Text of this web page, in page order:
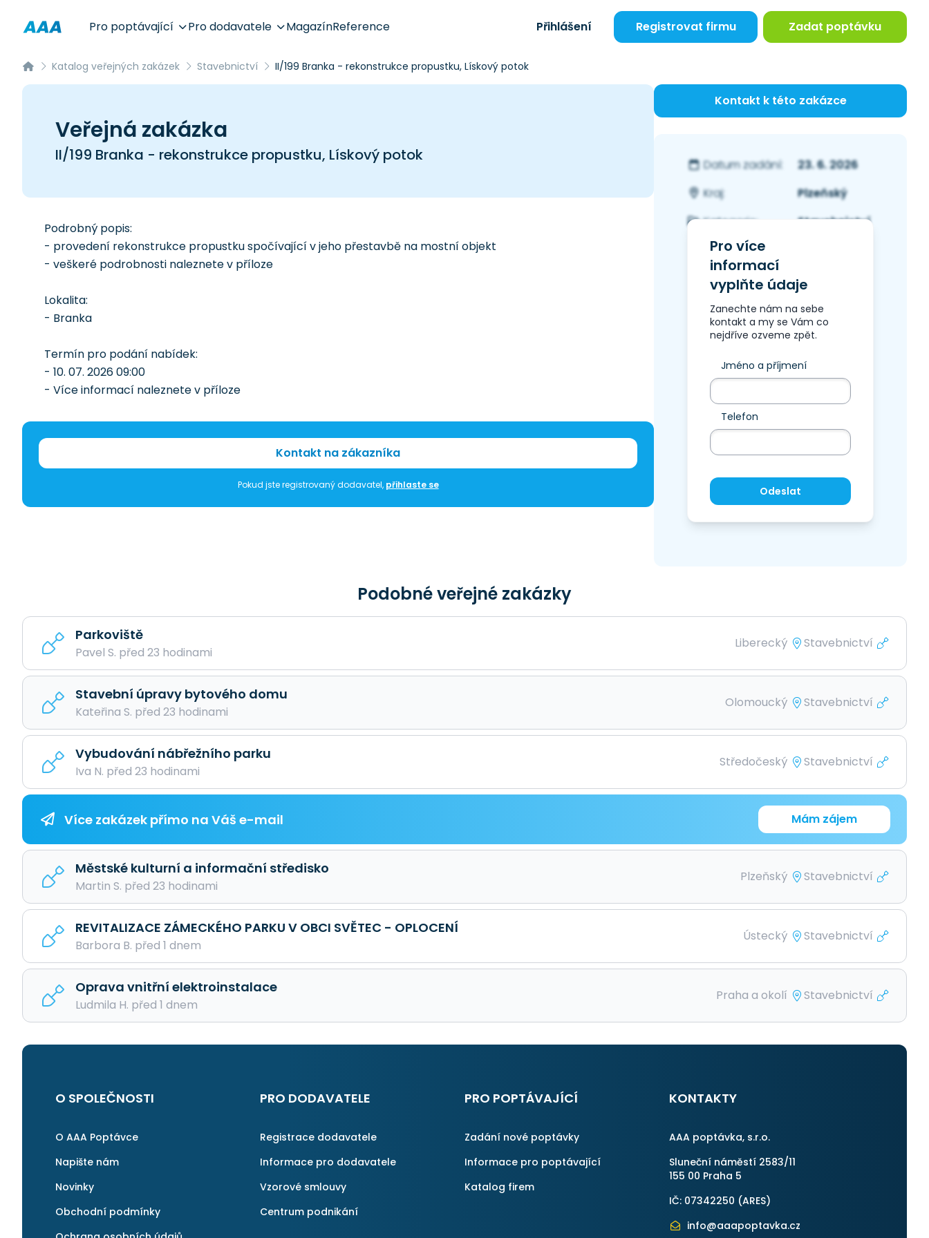
Pro poptávající Pro dodavatele MagazínReference Přihlášení Registrovat firmu Zadat poptávku
Katalog veřejných zakázek Stavebnictví II/199 Branka - rekonstrukce propustku, Lískový potok
Veřejná zakázka
II/199 Branka - rekonstrukce propustku, Lískový potok
Podrobný popis:
- provedení rekonstrukce propustku spočívající v jeho přestavbě na mostní objekt
- veškeré podrobnosti naleznete v příloze
Lokalita:
- Branka
Termín pro podání nabídek:
- 10. 07. 2026 09:00
- Více informací naleznete v příloze
Kontakt na zákazníka
Pokud jste registrovaný dodavatel, přihlaste se
Kontakt k této zakázce
Datum zadání:
23. 6. 2026
Kraj:
Plzeňský
Kategorie:
Stavebnictví
Pro více
informací
vyplňte údaje
Zanechte nám na sebe
kontakt a my se Vám co
nejdříve ozveme zpět.
Jméno a příjmení
Telefon
Odeslat
Podobné veřejné zakázky
Parkoviště
Pavel S. před 23 hodinami
Liberecký Stavebnictví
Stavební úpravy bytového domu
Kateřina S. před 23 hodinami
Olomoucký Stavebnictví
Vybudování nábřežního parku
Iva N. před 23 hodinami
Středočeský Stavebnictví
Více zakázek přímo na Váš e-mail Mám zájem
Městské kulturní a informační středisko
Martin S. před 23 hodinami
Plzeňský Stavebnictví
REVITALIZACE ZÁMECKÉHO PARKU V OBCI SVĚTEC - OPLOCENÍ
Barbora B. před 1 dnem
Ústecký Stavebnictví
Oprava vnitřní elektroinstalace
Ludmila H. před 1 dnem
Praha a okolí Stavebnictví
O SPOLEČNOSTI
O AAA Poptávce
Napište nám
Novinky
Obchodní podmínky
PRO DODAVATELE
Registrace dodavatele
Informace pro dodavatele
Vzorové smlouvy
Centrum podnikání
PRO POPTÁVAJÍCÍ
Zadání nové poptávky
Informace pro poptávající
Katalog firem
KONTAKTY
AAA poptávka, s.r.o.
Sluneční náměstí 2583/11
155 00 Praha 5
IČ: 07342250 (ARES)
info@aaapoptavka.cz